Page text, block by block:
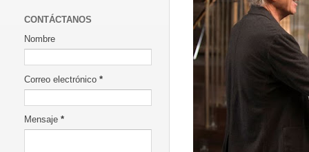
CONTÁCTANOS
Nombre
Correo electrónico *
Mensaje *